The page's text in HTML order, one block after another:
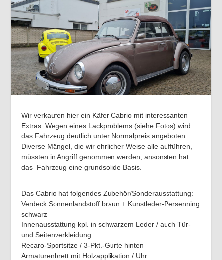
Wir verkaufen hier ein Käfer Cabrio mit interessanten
Extras. Wegen eines Lackproblems (siehe Fotos) wird
das Fahrzeug deutlich unter Normalpreis angeboten.
Diverse Mängel, die wir ehrlicher Weise alle aufführen,
müssten in Angriff genommen werden, ansonsten hat
das Fahrzeug eine grundsolide Basis.
Das Cabrio hat folgendes Zubehör/Sonderausstattung:
Verdeck Sonnenlandstoff braun + Kunstleder-Persenning
schwarz
Innenausstattung kpl. in schwarzem Leder / auch Tür-
und Seitenverkleidung
Recaro-Sportsitze / 3-Pkt.-Gurte hinten
Armaturenbrett mit Holzapplikation / Uhr